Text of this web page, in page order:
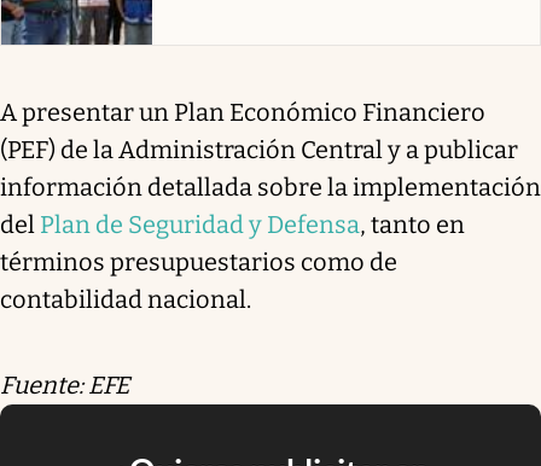
A presentar un Plan Económico Financiero
(PEF) de la Administración Central y a publicar
información detallada sobre la implementación
del Plan de Seguridad y Defensa, tanto en
términos presupuestarios como de
contabilidad nacional.
Fuente: EFE